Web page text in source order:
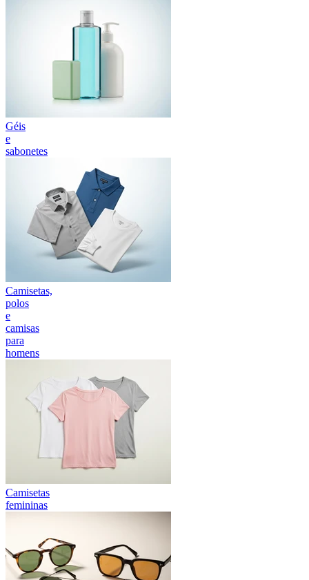
Géis
e
sabonetes
Camisetas,
polos
e
camisas
para
homens
Camisetas
femininas